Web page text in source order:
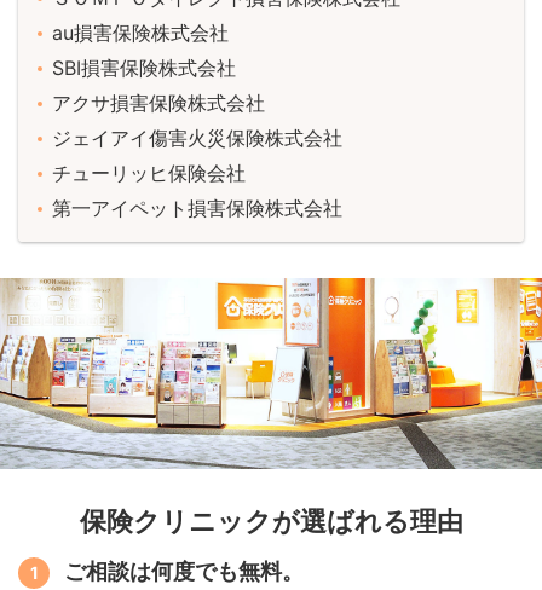
au損害保険株式会社
SBI損害保険株式会社
アクサ損害保険株式会社
ジェイアイ傷害火災保険株式会社
チューリッヒ保険会社
第一アイペット損害保険株式会社
保険クリニックが選ばれる理由
ご相談は何度でも無料。